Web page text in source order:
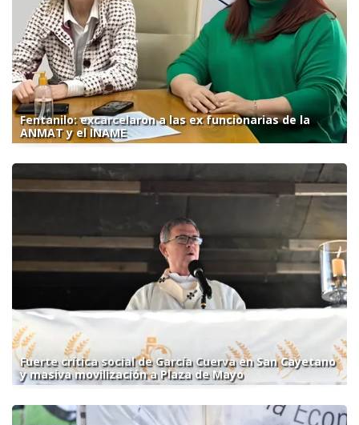
Fentanilo: excarcelaron a las ex funcionarias de la
ANMAT y el INAME
Fuerte crítica social de García Cuerva en San Cayetano
y masiva movilización a Plaza de Mayo